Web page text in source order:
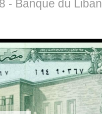
- Banque du Liban